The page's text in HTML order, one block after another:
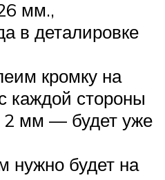
мм.,
в деталировке
кромку на
каждой стороны
2 мм — будет уже
нужно будет на